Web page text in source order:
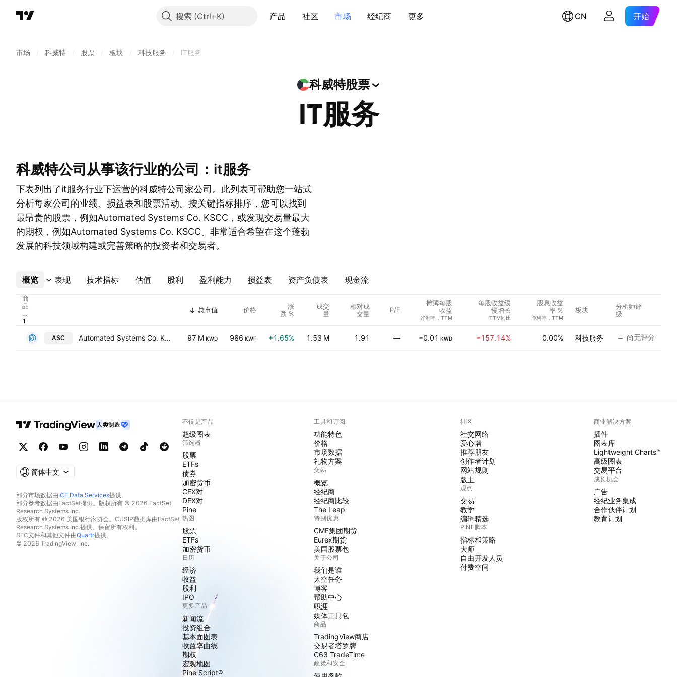
搜索 产品 社区 市场 经纪商 更多 CN 开始
市场 科威特 股票 板块 科技服务 IT服务
科威特股票
IT服务
科威特公司从事该行业的公司：it服务
下表列出了it服务行业下运营的科威特公司家公司。此列表可帮助您一站式
分析每家公司的业绩、损益表和股票活动。按关键指标排序，您可以找到
最昂贵的股票，例如Automated Systems Co. KSCC，或发现交易量最大
的期权，例如Automated Systems Co. KSCC。非常适合希望在这个蓬勃
发展的科技领域构建或完善策略的投资者和交易者。
概览 表现 技术指标 估值 股利 盈利能力 损益表 资产负债表 现金流
更多
商
品
代
码
总市值 价格
涨
跌 %
成交
量
相对成
交量
P/E
摊薄每股
收益
净利率，TTM
每股收益缓
慢增长
TTM同比
股息收益
率 %
净利率，TTM
板块
分析师评
级
ASC Automated Systems Co. KSCC 97 M KWD 986 KWF +1.65% 1.53 M 1.91 — −0.01 KWD −157.14% 0.00% 科技服务 尚无评分
人类制造
简体中文
部分市场数据由ICE Data Services提供。
部分参考数据由FactSet提供。版权所有 © 2026 FactSet
Research Systems Inc.
版权所有 © 2026 美国银行家协会。CUSIP数据库由FactSet
Research Systems Inc.提供。保留所有权利。
SEC文件和其他文件由Quartr提供。
© 2026 TradingView, Inc.
不仅是产品
超级图表
筛选器
股票
ETFs
债券
加密货币
CEX对
DEX对
Pine
热图
股票
ETFs
加密货币
日历
经济
收益
股利
IPO
更多产品
新闻流
投资组合
基本面图表
收益率曲线
期权
宏观地图
Pine Script®
工具和订阅
功能特色
价格
市场数据
礼物方案
交易
概览
经纪商
经纪商比较
The Leap
特别优惠
CME集团期货
Eurex期货
美国股票包
关于公司
我们是谁
太空任务
博客
帮助中心
职涯
媒体工具包
商品
TradingView商店
交易者塔罗牌
C63 TradeTime
政策和安全
社区
社交网络
爱心墙
推荐朋友
创作者计划
网站规则
版主
观点
交易
教学
编辑精选
PINE脚本
指标和策略
大师
自由开发人员
付费空间
商业解决方案
插件
图表库
Lightweight Charts™
高级图表
交易平台
成长机会
广告
经纪业务集成
合作伙伴计划
教育计划